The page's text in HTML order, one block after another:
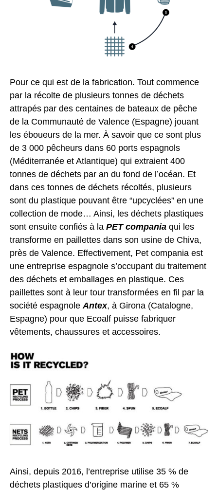
Pour ce qui est de la fabrication. Tout commence
par la récolte de plusieurs tonnes de déchets
attrapés par des centaines de bateaux de pêche
de la Communauté de Valence (Espagne) jouant
les éboueurs de la mer. À savoir que ce sont plus
de 3 000 pêcheurs dans 60 ports espagnols
(Méditerranée et Atlantique) qui extraient 400
tonnes de déchets par an du fond de l’océan. Et
dans ces tonnes de déchets récoltés, plusieurs
sont du plastique pouvant être “upcyclées” en une
collection de mode… Ainsi, les déchets plastiques
sont ensuite confiés à la PET compania qui les
transforme en paillettes dans son usine de Chiva,
près de Valence. Effectivement, Pet compania est
une entreprise espagnole s’occupant du traitement
des déchets et emballages en plastique. Ces
paillettes sont à leur tour transformées en fil par la
société espagnoleAntex, à Girona (Catalogne,
Espagne) pour que Ecoalf puisse fabriquer
vêtements, chaussures et accessoires.
Ainsi, depuis 2016, l’entreprise utilise 35 % de
déchets plastiques d’origine marine et 65 %